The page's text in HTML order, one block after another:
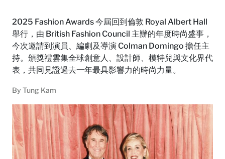
2025 Fashion Awards 今屆回到倫敦 Royal Albert Hall
舉行，由 British Fashion Council 主辦的年度時尚盛事，
今次邀請到演員、編劇及導演 Colman Domingo 擔任主
持。頒獎禮雲集全球創意人、設計師、模特兒與文化界代
表，共同見證過去一年最具影響力的時尚力量。
By Tung Kam